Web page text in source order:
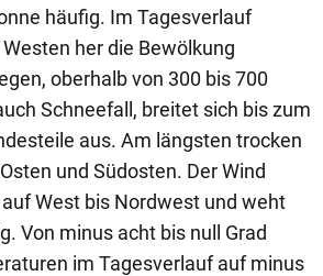
häufig. Im Tagesverlauf
her die Bewölkung
oberhalb von 300 bis 700
Schneefall, breitet sich bis zum
aus. Am längsten trocken
und Südosten. Der Wind
West bis Nordwest und weht
Von minus acht bis null Grad
im Tagesverlauf auf minus